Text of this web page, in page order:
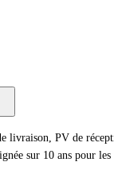
livraison, PV de
sur 10 ans pour les